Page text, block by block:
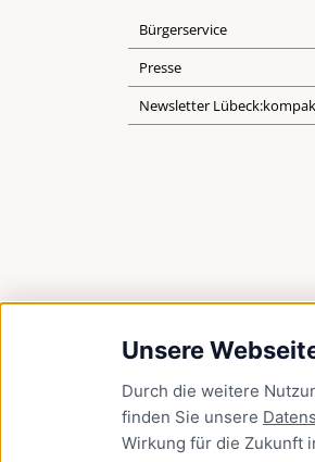
Unsere
Durch die weitere
finden Sie unsere
Wirkung für die Zukunft
Bürgerservice
Presse
Newsletter